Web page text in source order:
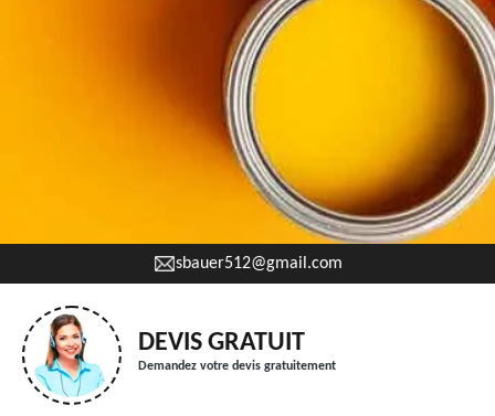
sbauer512@gmail.com
DEVIS GRATUIT
Demandez votre devis gratuitement